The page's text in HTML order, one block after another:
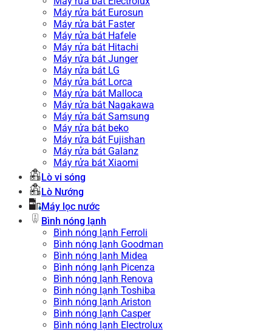
Máy rửa bát Eurosun
Máy rửa bát Faster
Máy rửa bát Hafele
Máy rửa bát Hitachi
Máy rửa bát Junger
Máy rửa bát LG
Máy rửa bát Lorca
Máy rửa bát Malloca
Máy rửa bát Nagakawa
Máy rửa bát Samsung
Máy rửa bát beko
Máy rửa bát Fujishan
Máy rửa bát Galanz
Máy rửa bát Xiaomi
Lò vi sóng
Lò Nướng
Máy lọc nước
Bình nóng lạnh
Bình nóng lạnh Ferroli
Bình nóng lạnh Goodman
Bình nóng lạnh Midea
Bình nóng lạnh Picenza
Bình nóng lạnh Renova
Bình nóng lạnh Toshiba
Bình nóng lạnh Ariston
Bình nóng lạnh Casper
Bình nóng lạnh Electrolux